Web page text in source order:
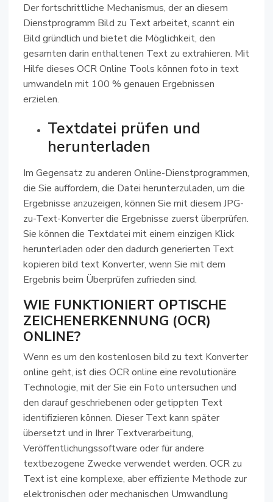
Der fortschrittliche Mechanismus, der an diesem
Dienstprogramm Bild zu Text arbeitet, scannt ein
Bild gründlich und bietet die Möglichkeit, den
gesamten darin enthaltenen Text zu extrahieren. Mit
Hilfe dieses OCR Online Tools können foto in text
umwandeln mit 100 % genauen Ergebnissen
erzielen.
Textdatei prüfen und
herunterladen
Im Gegensatz zu anderen Online-Dienstprogrammen,
die Sie auffordern, die Datei herunterzuladen, um die
Ergebnisse anzuzeigen, können Sie mit diesem JPG-
zu-Text-Konverter die Ergebnisse zuerst überprüfen.
Sie können die Textdatei mit einem einzigen Klick
herunterladen oder den dadurch generierten Text
kopieren bild text Konverter, wenn Sie mit dem
Ergebnis beim Überprüfen zufrieden sind.
WIE FUNKTIONIERT OPTISCHE
ZEICHENERKENNUNG (OCR)
ONLINE?
Wenn es um den kostenlosen bild zu text Konverter
online geht, ist dies OCR online eine revolutionäre
Technologie, mit der Sie ein Foto untersuchen und
den darauf geschriebenen oder getippten Text
identifizieren können. Dieser Text kann später
übersetzt und in Ihrer Textverarbeitung,
Veröffentlichungssoftware oder für andere
textbezogene Zwecke verwendet werden. OCR zu
Text ist eine komplexe, aber effiziente Methode zur
elektronischen oder mechanischen Umwandlung